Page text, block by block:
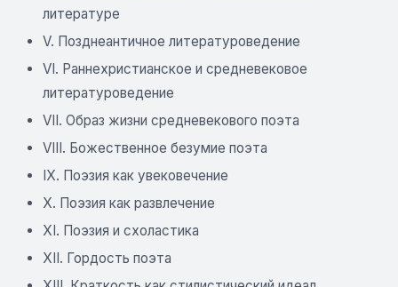
литературе
V. Позднеантичное литературоведение
VI. Раннехристианское и средневековое
литературоведение
VII. Образ жизни средневекового поэта
VIII. Божественное безумие поэта
IX. Поэзия как увековечение
X. Поэзия как развлечение
XI. Поэзия и схоластика
XII. Гордость поэта